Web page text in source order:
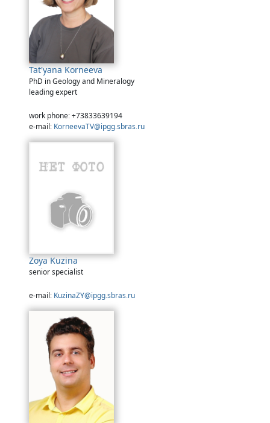
Tat'yana Korneeva
PhD in Geology and Mineralogy
leading expert
work phone: +73833639194
e-mail: KorneevaTV@ipgg.sbras.ru
Zoya Kuzina
senior specialist
e-mail: KuzinaZY@ipgg.sbras.ru